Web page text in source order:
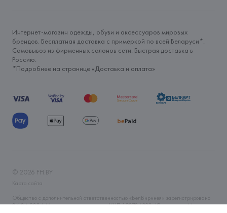
Интернет-магазин одежды, обуви и аксессуаров мировых
брендов. Бесплатная доставка с примеркой по всей Беларуси*.
Самовывоз из фирменных салонов сети. Быстрая доставка в
Россию.
*Подробнее на странице «Доставка и оплата»
© 2026 FH.BY
Карта сайта
Общество с дополнительной ответственностью «БелВиринея» зарегистрировано
06.04.2006 Минским горисполкомом. УНП 190706320. Юр.адрес: г. Минск, ул.